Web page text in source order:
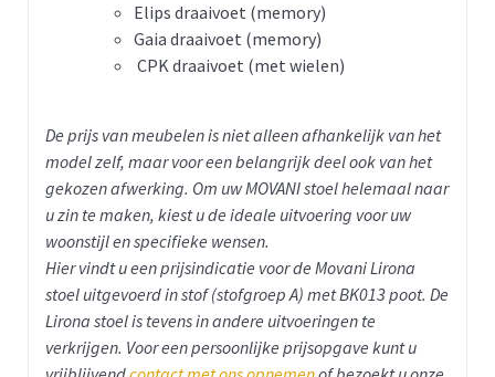
Elips draaivoet (memory)
Gaia draaivoet (memory)
CPK draaivoet (met wielen)
De prijs van meubelen is niet alleen afhankelijk van het
model zelf, maar voor een belangrijk deel ook van het
gekozen afwerking. Om uw MOVANI stoel helemaal naar
u zin te maken, kiest u de ideale uitvoering voor uw
woonstijl en specifieke wensen.
Hier vindt u een prijsindicatie voor de Movani Lirona
stoel uitgevoerd in stof (stofgroep A) met BK013 poot. De
Lirona stoel is tevens in andere uitvoeringen te
verkrijgen. Voor een persoonlijke prijsopgave kunt u